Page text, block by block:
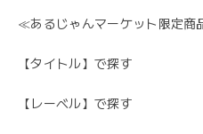
≪あるじゃんマーケット限定商
【タイトル】で探す
【レーベル】で探す